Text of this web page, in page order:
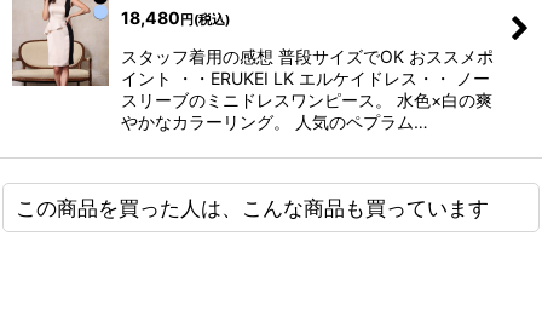
18,480 円 (税込)
スタッフ着用の感想 普段サイズでOK おススメポ
イント ・・ERUKEI LK エルケイドレス・・ ノー
スリーブのミニドレスワンピース。 水色×白の爽
やかなカラーリング。 人気のペプラム…
この商品を買った人は、こんな商品も買っています